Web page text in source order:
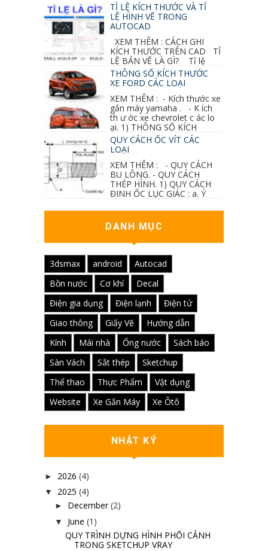
thay đổi thiết kế hoặc do bản vẽ mình ghi chú
sai mục nào đó...
TỈ LỆ KÍCH THƯỚC VÀ TỈ
LỆ HÌNH VẼ TRONG
AUTOCAD
XEM THÊM : CÁCH GHI
KÍCH THƯỚC TRÊN CAD TỈ
LỆ BẢN VẼ LÀ GÌ? Tỉ lệ
của hình vẽ trong bản vẽ thiết kế kiến trúc...
THÔNG SỐ KÍCH THƯỚC
XE FORD CÁC LOẠI
XEM THÊM : - Kích thước xe
gắn máy yamaha . - K ích
th ư ớc xe chevrolet c ác lo
ại. 1) THÔNG SỐ KÍCH
QUY CÁCH ỐC VÍT CÁC
LOẠI
XEM THÊM : - QUY CÁCH
BU LÔNG. - QUY CÁCH
THÉP HÌNH. 1) QUY CÁCH
ĐINH ỐC LỤC GIÁC : a. Ý
DANH MỤC
3dsmax android
Autocad
Bồn nước
Cơ khí
Decal
Điện gia dụng
Điện lạnh
Điện tử
Giao thông
Giấy Vẽ
Hướng dẫn
Kính
Mái nhà Ống nước
Sách báo
Sàn Vách
Sắt thép
Sketchup
Thể thao
Thực Phẩm
Vật dụng
Website
Xe Gắn Máy Xe Ôtô
NHẬT KÝ
► 2026 (4)
▼ 2025 (4)
► December (2)
▼ June (1)
QUY TRÌNH DỰNG HÌNH PHỐI CẢNH
TRONG SKETCHUP VRAY